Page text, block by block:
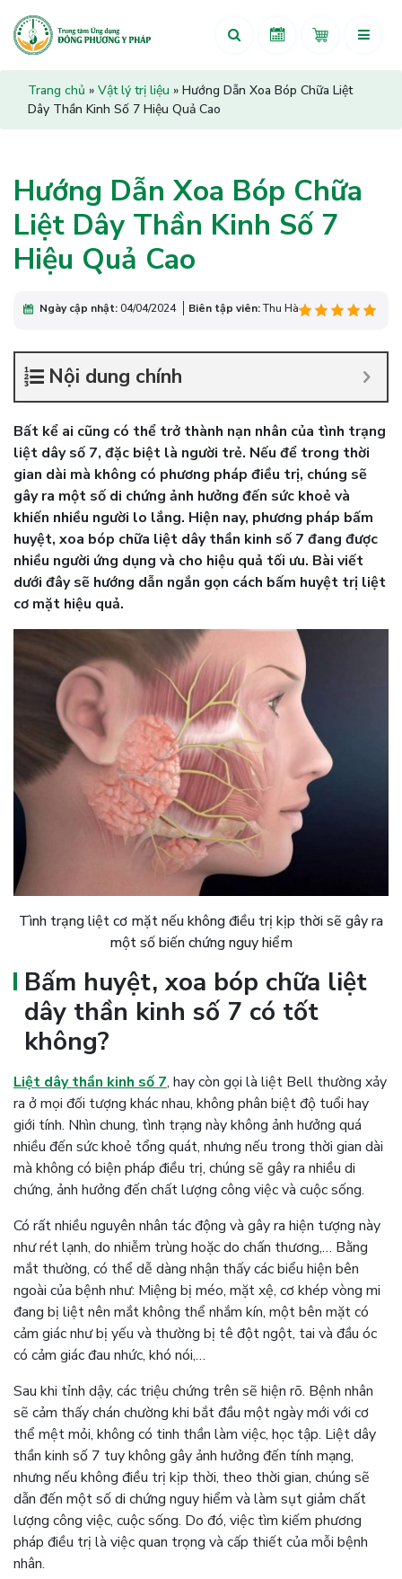
Trang chủ » Vật lý trị liệu » Hướng Dẫn Xoa Bóp Chữa Liệt
Dây Thần Kinh Số 7 Hiệu Quả Cao
Hướng Dẫn Xoa Bóp Chữa
Liệt Dây Thần Kinh Số 7
Hiệu Quả Cao
Ngày cập nhật:04/04/2024 Biên tập viên:Thu Hà
Nội dung chính
Bất kể ai cũng có thể trở thành nạn nhân của tình trạng
liệt dây số 7, đặc biệt là người trẻ. Nếu để trong thời
gian dài mà không có phương pháp điều trị, chúng sẽ
gây ra một số di chứng ảnh hưởng đến sức khoẻ và
khiến nhiều người lo lắng. Hiện nay, phương pháp bấm
huyệt, xoa bóp chữa liệt dây thần kinh số 7 đang được
nhiều người ứng dụng và cho hiệu quả tối ưu. Bài viết
dưới đây sẽ hướng dẫn ngắn gọn cách bấm huyệt trị liệt
cơ mặt hiệu quả.
Tình trạng liệt cơ mặt nếu không điều trị kịp thời sẽ gây ra
một số biến chứng nguy hiểm
Bấm huyệt, xoa bóp chữa liệt
dây thần kinh số 7 có tốt
không?
Liệt dây thần kinh số 7, hay còn gọi là liệt Bell thường xảy
ra ở mọi đối tượng khác nhau, không phân biệt độ tuổi hay
giới tính. Nhìn chung, tình trạng này không ảnh hưởng quá
nhiều đến sức khoẻ tổng quát, nhưng nếu trong thời gian dài
mà không có biện pháp điều trị, chúng sẽ gây ra nhiều di
chứng, ảnh hưởng đến chất lượng công việc và cuộc sống.
Có rất nhiều nguyên nhân tác động và gây ra hiện tượng này
như rét lạnh, do nhiễm trùng hoặc do chấn thương,… Bằng
mắt thường, có thể dễ dàng nhận thấy các biểu hiện bên
ngoài của bệnh như: Miệng bị méo, mặt xệ, cơ khép vòng mi
đang bị liệt nên mắt không thể nhắm kín, một bên mặt có
cảm giác như bị yếu và thường bị tê đột ngột, tai và đầu óc
có cảm giác đau nhức, khó nói,…
Sau khi tỉnh dậy, các triệu chứng trên sẽ hiện rõ. Bệnh nhân
sẽ cảm thấy chán chường khi bắt đầu một ngày mới với cơ
thể mệt mỏi, không có tinh thần làm việc, học tập. Liệt dây
thần kinh số 7 tuy không gây ảnh hưởng đến tính mạng,
nhưng nếu không điều trị kịp thời, theo thời gian, chúng sẽ
dẫn đến một số di chứng nguy hiểm và làm sụt giảm chất
lượng công việc, cuộc sống. Do đó, việc tìm kiếm phương
pháp điều trị là việc quan trọng và cấp thiết của mỗi bệnh
nhân.